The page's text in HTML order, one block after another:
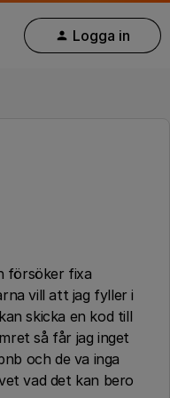
Logga in
försöker fixa
vill att jag fyller i
skicka en kod till
så får jag inget
och de va inga
vad det kan bero